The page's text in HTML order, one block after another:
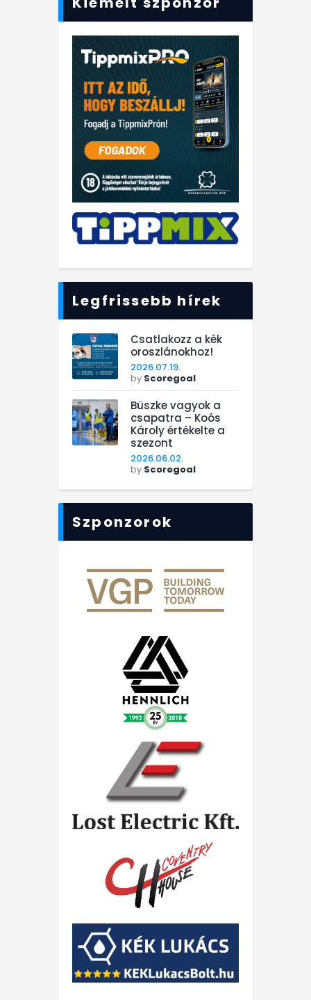
Legfrissebb hírek
Csatlakozz a kék
oroszlánokhoz!
2026.07.19.
by Scoregoal
Büszke vagyok a
csapatra – Koós
Károly értékelte a
szezont
2026.06.02.
by Scoregoal
Szponzorok